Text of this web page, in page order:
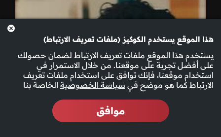
هذا الموقع يستخدم الكوكيز (ملفات تعريف الارتباط)
يستخدم هذا الموقع ملفات تعريف الارتباط لضمان حصولك
على أفضل تجربة على موقعنا. من خلال الاستمرار في
استخدام موقعنا، فإنك توافق على استخدام ملفات تعريف
الارتباط كما هو موضح في سياسة الخصوصية الخاصة بنا
موافق